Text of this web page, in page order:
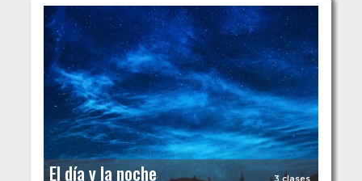
El día y la noche 3 clases